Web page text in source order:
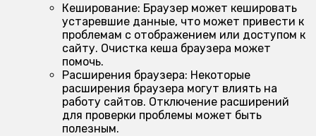
Кеширование: Браузер может кешировать
устаревшие данные, что может привести к
проблемам с отображением или доступом к
сайту. Очистка кеша браузера может
помочь.
Расширения браузера: Некоторые
расширения браузера могут влиять на
работу сайтов. Отключение расширений
для проверки проблемы может быть
полезным.